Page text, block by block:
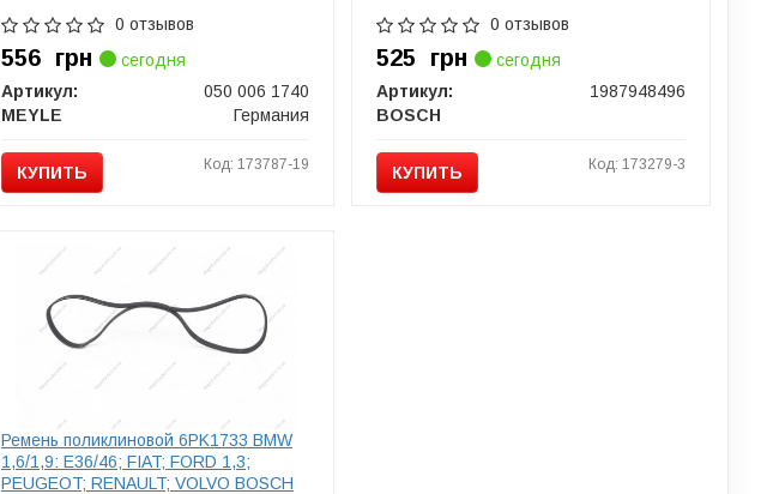
0 отзывов
556 грн
сегодня
Артикул:
050 006 1740
MEYLE
Германия
КУПИТЬ Код: 173787-19
0 отзывов
525 грн
сегодня
Артикул:
1987948496
BOSCH
КУПИТЬ Код: 173279-3
Ремень поликлиновой 6PK1733 BMW
1,6/1,9: E36/46; FIAT; FORD 1,3;
PEUGEOT; RENAULT; VOLVO BOSCH